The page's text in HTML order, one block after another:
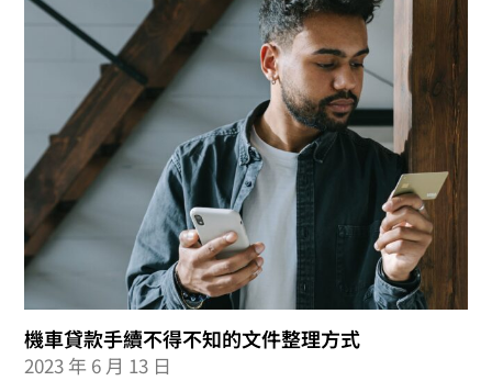
機車貸款手續不得不知的文件整理方式
2023 年 6 月 13 日